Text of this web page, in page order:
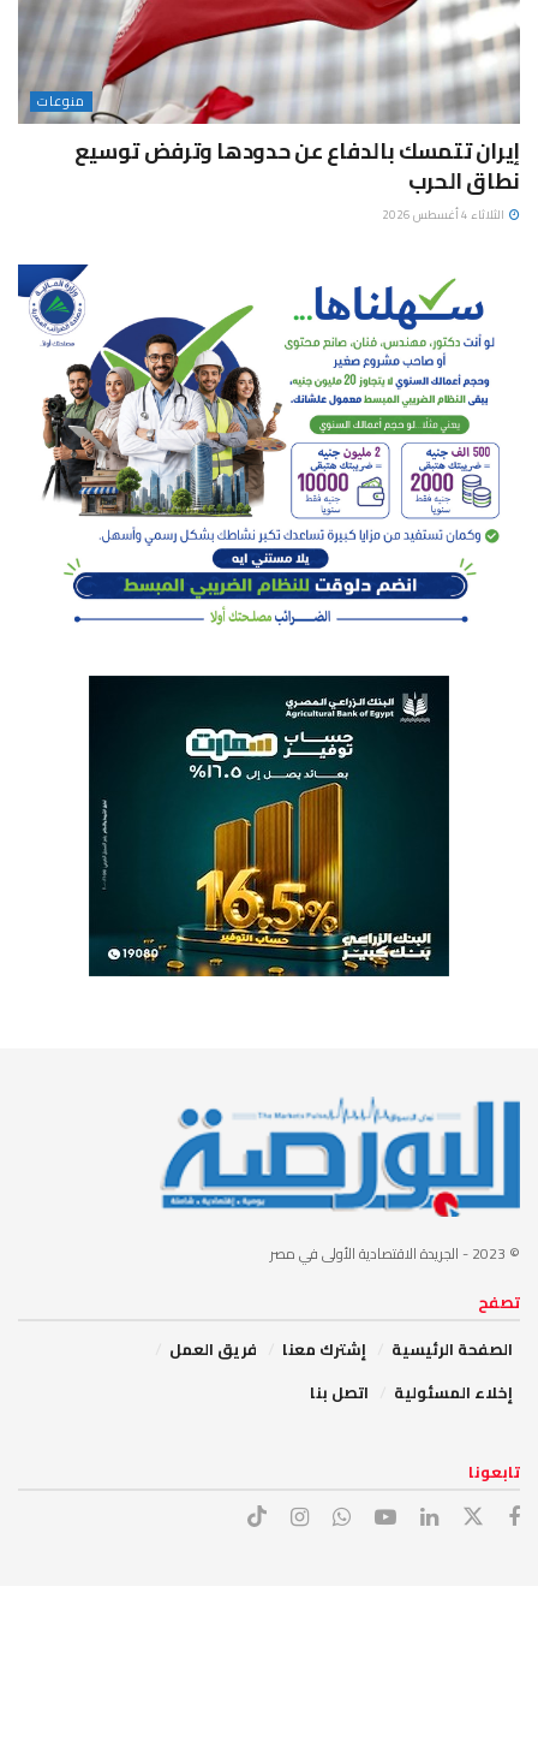
منوعات
إيران تتمسك بالدفاع عن حدودها وترفض توسيع
نطاق الحرب
الثلاثاء 4 أغسطس 2026
© 2023 - الجريدة الاقتصادية الأولى في مصر
تصفح
الصفحة الرئيسية
إشترك معنا
فريق العمل
إخلاء المسئولية
اتصل بنا
تابعونا